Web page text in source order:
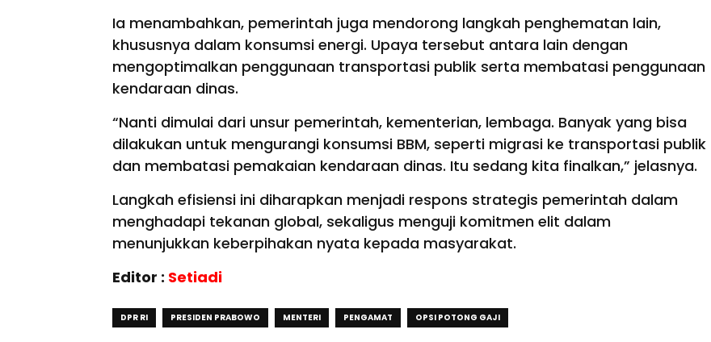
Ia menambahkan, pemerintah juga mendorong langkah penghematan lain,
khususnya dalam konsumsi energi. Upaya tersebut antara lain dengan
mengoptimalkan penggunaan transportasi publik serta membatasi penggunaan
kendaraan dinas.
“Nanti dimulai dari unsur pemerintah, kementerian, lembaga. Banyak yang bisa
dilakukan untuk mengurangi konsumsi BBM, seperti migrasi ke transportasi publik
dan membatasi pemakaian kendaraan dinas. Itu sedang kita finalkan,” jelasnya.
Langkah efisiensi ini diharapkan menjadi respons strategis pemerintah dalam
menghadapi tekanan global, sekaligus menguji komitmen elit dalam
menunjukkan keberpihakan nyata kepada masyarakat.
Editor : Setiadi
DPR RI PRESIDEN PRABOWO MENTERI PENGAMAT OPSI POTONG GAJI